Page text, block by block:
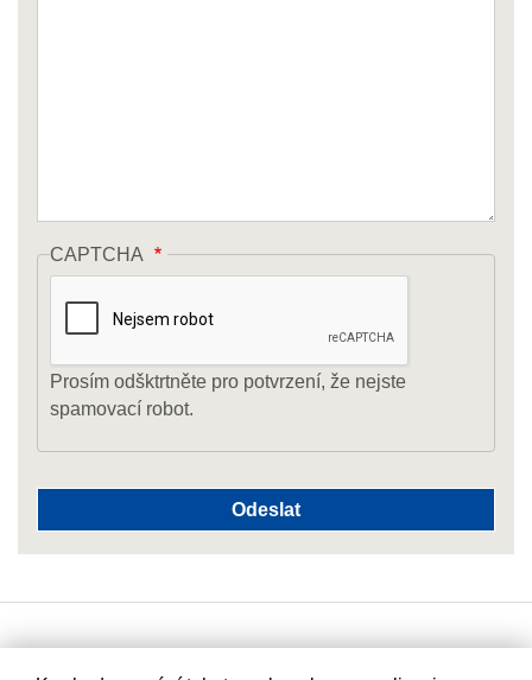
CAPTCHA
Prosím odšktrtněte pro potvrzení, že nejste
spamovací robot.